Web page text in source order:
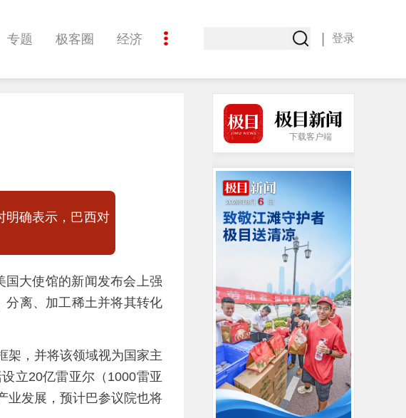
专题 极客圈 经济 登录
明确表示，巴西对
国大使馆的新闻发布会上强
分离、加工稀土并将其转化
架，并将该领域视为国家主
立20亿雷亚尔（1000雷亚
业发展，预计巴参议院也将
下载客户端